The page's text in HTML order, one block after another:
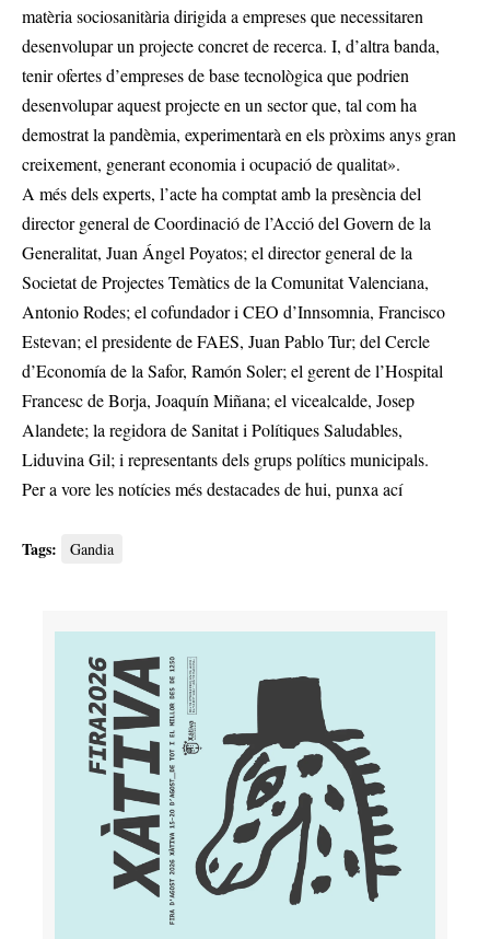
matèria sociosanitària dirigida a empreses que necessitaren
desenvolupar un projecte concret de recerca. I, d’altra banda,
tenir ofertes d’empreses de base tecnològica que podrien
desenvolupar aquest projecte en un sector que, tal com ha
demostrat la pandèmia, experimentarà en els pròxims anys gran
creixement, generant economia i ocupació de qualitat».
A més dels experts, l’acte ha comptat amb la presència del
director general de Coordinació de l’Acció del Govern de la
Generalitat, Juan Ángel Poyatos; el director general de la
Societat de Projectes Temàtics de la Comunitat Valenciana,
Antonio Rodes; el cofundador i CEO d’Innsomnia, Francisco
Estevan; el presidente de FAES, Juan Pablo Tur; del Cercle
d’Economía de la Safor, Ramón Soler; el gerent de l’Hospital
Francesc de Borja, Joaquín Miñana; el vicealcalde, Josep
Alandete; la regidora de Sanitat i Polítiques Saludables,
Liduvina Gil; i representants dels grups polítics municipals.
Per a vore les notícies més destacades de hui, punxa ací
Tags: Gandia